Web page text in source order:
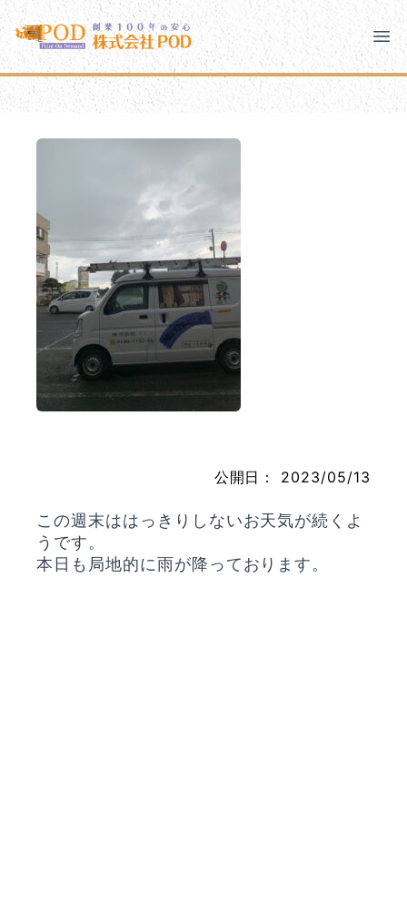
メインコンテンツにスキップ
株式会社ペイント・オン・デマンド
千葉の外壁塗装・屋根塗装なら創業100年の安心 ペイン
株式会社ペイント・オン・デマンド
モバイルメニュー
PODのまちづくり 安心の取り組み
PODについて
公開日： 2023/05/13
この週末ははっきりしないお天気が続くよ
うです。
本日も局地的に雨が降っております。